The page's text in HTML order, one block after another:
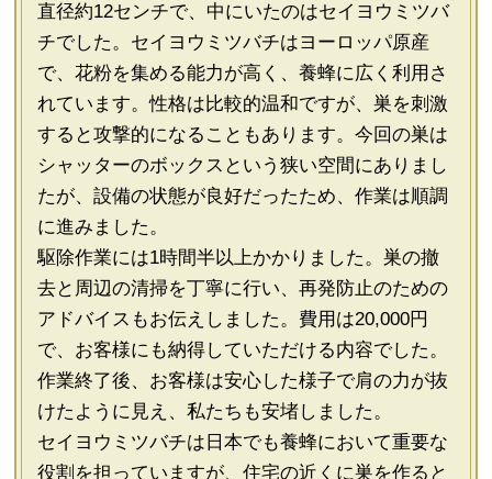
直径約12センチで、中にいたのはセイヨウミツバ
チでした。セイヨウミツバチはヨーロッパ原産
で、花粉を集める能力が高く、養蜂に広く利用さ
れています。性格は比較的温和ですが、巣を刺激
すると攻撃的になることもあります。今回の巣は
シャッターのボックスという狭い空間にありまし
たが、設備の状態が良好だったため、作業は順調
に進みました。
駆除作業には1時間半以上かかりました。巣の撤
去と周辺の清掃を丁寧に行い、再発防止のための
アドバイスもお伝えしました。費用は20,000円
で、お客様にも納得していただける内容でした。
作業終了後、お客様は安心した様子で肩の力が抜
けたように見え、私たちも安堵しました。
セイヨウミツバチは日本でも養蜂において重要な
役割を担っていますが、住宅の近くに巣を作ると